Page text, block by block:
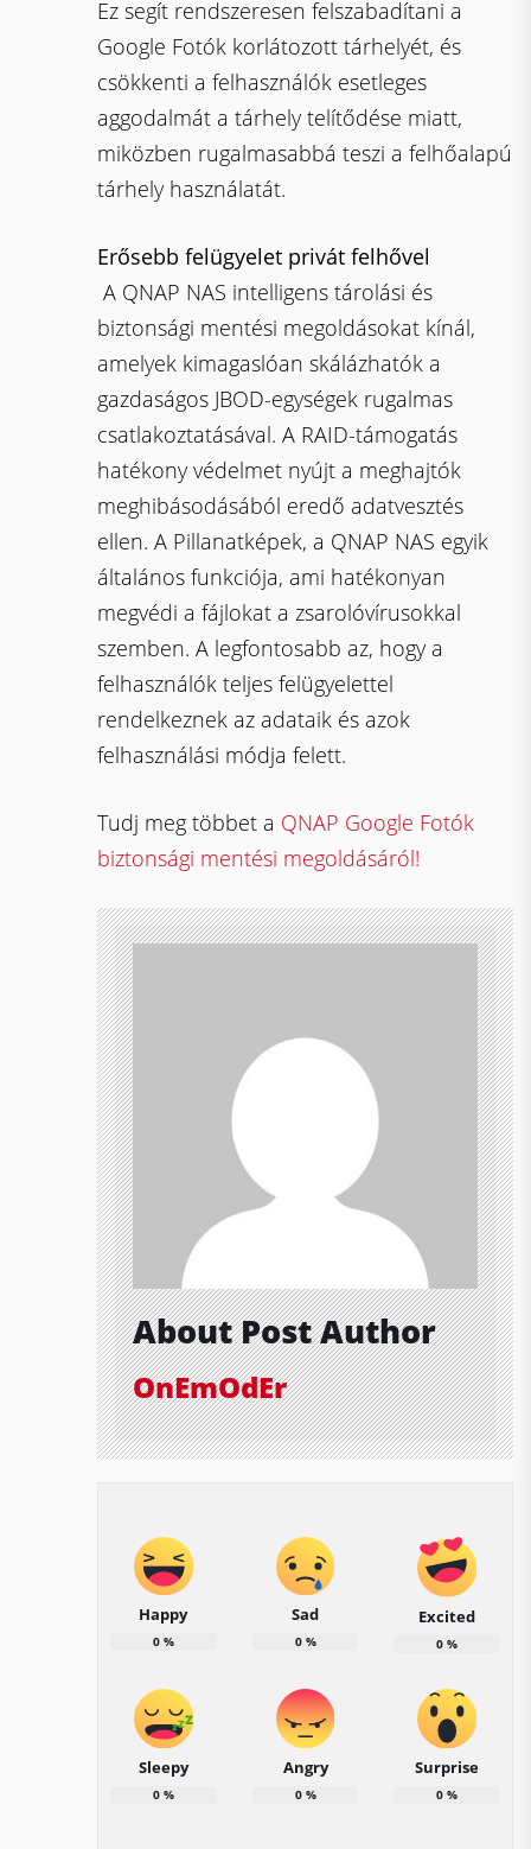
Ez segít rendszeresen felszabadítani a
Google Fotók korlátozott tárhelyét, és
csökkenti a felhasználók esetleges
aggodalmát a tárhely telítődése miatt,
miközben rugalmasabbá teszi a felhőalapú
tárhely használatát.
Erősebb felügyelet privát felhővel
A QNAP NAS intelligens tárolási és
biztonsági mentési megoldásokat kínál,
amelyek kimagaslóan skálázhatók a
gazdaságos JBOD-egységek rugalmas
csatlakoztatásával. A RAID-támogatás
hatékony védelmet nyújt a meghajtók
meghibásodásából eredő adatvesztés
ellen. A Pillanatképek, a QNAP NAS egyik
általános funkciója, ami hatékonyan
megvédi a fájlokat a zsarolóvírusokkal
szemben. A legfontosabb az, hogy a
felhasználók teljes felügyelettel
rendelkeznek az adataik és azok
felhasználási módja felett.
Tudj meg többet a QNAP Google Fotók
biztonsági mentési megoldásáról!
About Post Author
OnEmOdEr
Happy
0%
Sad
0%
Excited
0 %
Sleepy
0%
Angry
0%
Surprise
0 %